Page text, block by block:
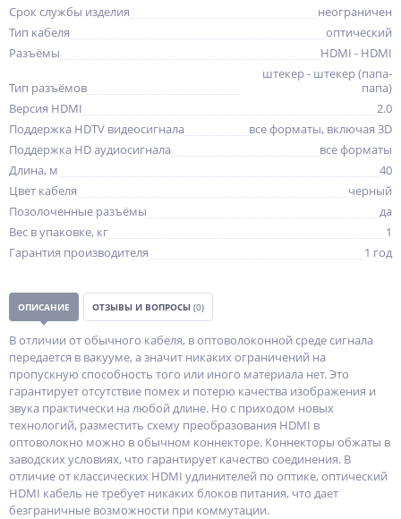
Срок службы изделия
неограничен
Тип кабеля
оптический
Разъёмы
HDMI - HDMI
Тип разъёмов
штекер - штекер (папа-
папа)
Версия HDMI
2.0
Поддержка HDTV видеосигнала
все форматы, включая 3D
Поддержка HD аудиосигнала
все форматы
Длина, м
40
Цвет кабеля
черный
Позолоченные разъёмы
да
Вес в упаковке, кг
1
Гарантия производителя
1 год
ОПИСАНИЕ ОТЗЫВЫ И ВОПРОСЫ (0)
В отличии от обычного кабеля, в оптоволоконной среде сигнала
передается в вакууме, а значит никаких ограничений на
пропускную способность того или иного материала нет. Это
гарантирует отсутствие помех и потерю качества изображения и
звука практически на любой длине. Но с приходом новых
технологий, разместить схему преобразования HDMI в
оптоволокно можно в обычном коннекторе. Коннекторы обжаты в
заводских условиях, что гарантирует качество соединения. В
отличие от классических HDMI удлинителей по оптике, оптический
HDMI кабель не требует никаких блоков питания, что дает
безграничные возможности при коммутации.